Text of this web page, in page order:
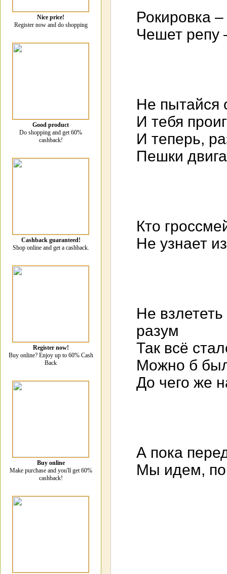
Рокировка
Чешет репу
Не пытайся
И тебя
И теперь,
Пешки
Кто
Не узнает
Не
разум
Так всё
Можно б
До чего же
А пока
Мы идем,
Nice price!
Register now and do shopping
Good product
Do shopping and get 60%
cashback!
Cashback guaranteed!
Shop online and get a cashback.
Register now!
Buy online? Enjoy up to 60% Cash
Back
Buy online
Make purchase and you'll get 60%
cashback!